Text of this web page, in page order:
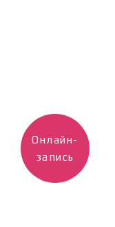
Онлайн-
запись